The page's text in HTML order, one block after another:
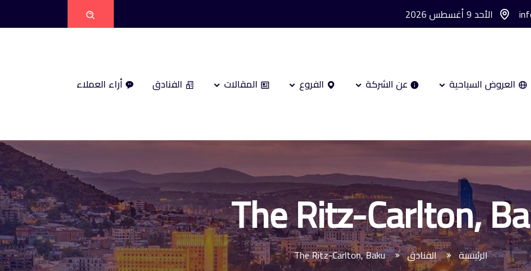
الأحد 9 أغسطس 2026
العروض السياحية عن الشركة الفروع المقالات الفنادق أراء العملاء
The Ritz-Carlton,
الرئيسية الفنادق The Ritz-Carlton, Baku